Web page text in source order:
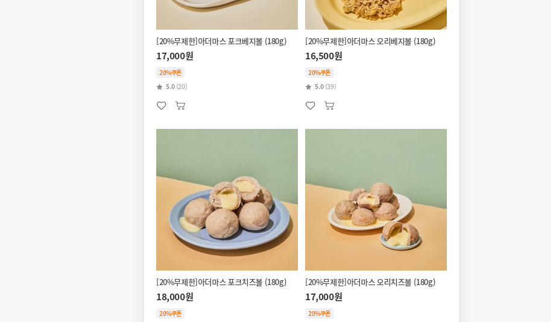
[20%무제한]아더마스 포크베지볼 (180g)
17,000원
20%쿠폰
5.0 (20)
[20%무제한]아더마스 오리베지볼 (180g)
16,500원
20%쿠폰
5.0 (39)
[20%무제한]아더마스 포크치즈볼 (180g)
18,000원
20%쿠폰
[20%무제한]아더마스 오리치즈볼 (180g)
17,000원
20%쿠폰